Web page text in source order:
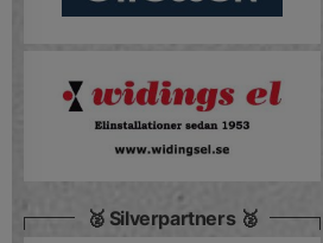
🥈 Silverpartners 🥈